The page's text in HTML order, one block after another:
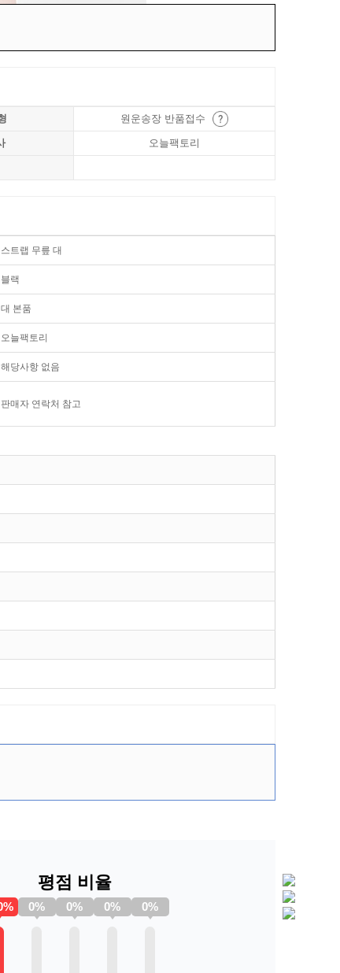
원운송장 반품접수
오늘팩토리
스트랩 무릎 대
블랙
대 본품
오늘팩토리
해당사항 없음
판매자 연락처 참고
평점 비율
0% 0% 0% 0%